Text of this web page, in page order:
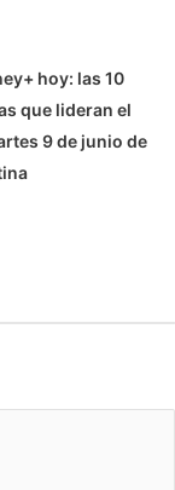
hoy: las 10
que lideran el
9 de junio de